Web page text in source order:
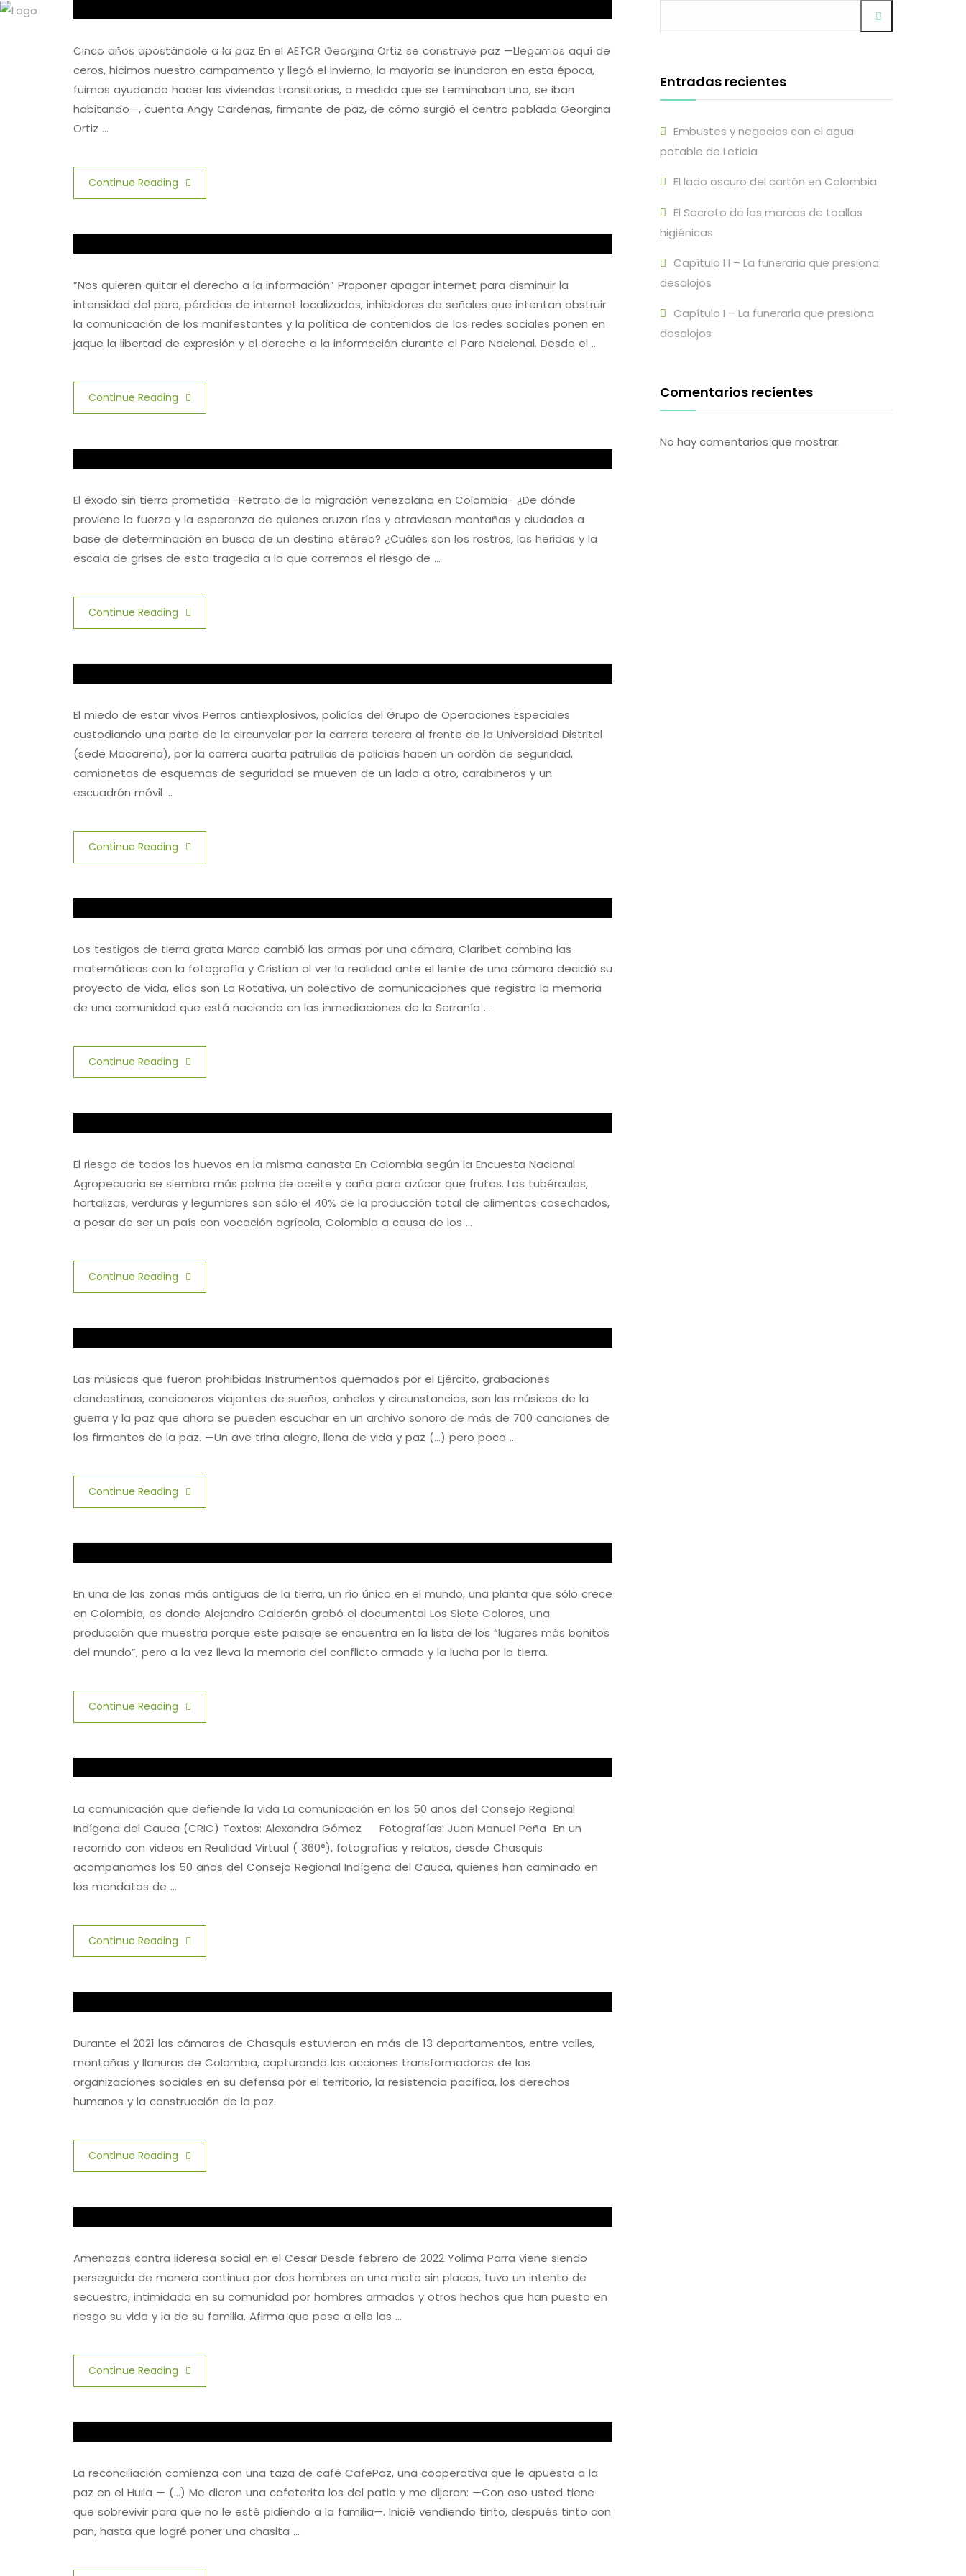
Somos Chasquis Ofrecemos ClarOscuro Proyectos Chasquis Contacto
Cinco años apostándole a la paz En el AETCR Georgina Ortiz se construye paz —Llegamos aquí de
ceros, hicimos nuestro campamento y llegó el invierno, la mayoría se inundaron en esta época,
fuimos ayudando hacer las viviendas transitorias, a medida que se terminaban una, se iban
habitando—, cuenta Angy Cardenas, firmante de paz, de cómo surgió el centro poblado Georgina
Ortiz …
Continue Reading
“Nos quieren quitar el derecho a la información” Proponer apagar internet para disminuir la
intensidad del paro, pérdidas de internet localizadas, inhibidores de señales que intentan obstruir
la comunicación de los manifestantes y la política de contenidos de las redes sociales ponen en
jaque la libertad de expresión y el derecho a la información durante el Paro Nacional. Desde el …
Continue Reading
El éxodo sin tierra prometida -Retrato de la migración venezolana en Colombia- ¿De dónde
proviene la fuerza y la esperanza de quienes cruzan ríos y atraviesan montañas y ciudades a
base de determinación en busca de un destino etéreo? ¿Cuáles son los rostros, las heridas y la
escala de grises de esta tragedia a la que corremos el riesgo de …
Continue Reading
El miedo de estar vivos Perros antiexplosivos, policías del Grupo de Operaciones Especiales
custodiando una parte de la circunvalar por la carrera tercera al frente de la Universidad Distrital
(sede Macarena), por la carrera cuarta patrullas de policías hacen un cordón de seguridad,
camionetas de esquemas de seguridad se mueven de un lado a otro, carabineros y un
escuadrón móvil …
Continue Reading
Los testigos de tierra grata Marco cambió las armas por una cámara, Claribet combina las
matemáticas con la fotografía y Cristian al ver la realidad ante el lente de una cámara decidió su
proyecto de vida, ellos son La Rotativa, un colectivo de comunicaciones que registra la memoria
de una comunidad que está naciendo en las inmediaciones de la Serranía …
Continue Reading
El riesgo de todos los huevos en la misma canasta En Colombia según la Encuesta Nacional
Agropecuaria se siembra más palma de aceite y caña para azúcar que frutas. Los tubérculos,
hortalizas, verduras y legumbres son sólo el 40% de la producción total de alimentos cosechados,
a pesar de ser un país con vocación agrícola, Colombia a causa de los …
Continue Reading
Las músicas que fueron prohibidas Instrumentos quemados por el Ejército, grabaciones
clandestinas, cancioneros viajantes de sueños, anhelos y circunstancias, son las músicas de la
guerra y la paz que ahora se pueden escuchar en un archivo sonoro de más de 700 canciones de
los firmantes de la paz. —Un ave trina alegre, llena de vida y paz (…) pero poco …
Continue Reading
En una de las zonas más antiguas de la tierra, un río único en el mundo, una planta que sólo crece
en Colombia, es donde Alejandro Calderón grabó el documental Los Siete Colores, una
producción que muestra porque este paisaje se encuentra en la lista de los “lugares más bonitos
del mundo”, pero a la vez lleva la memoria del conflicto armado y la lucha por la tierra.
Continue Reading
La comunicación que defiende la vida La comunicación en los 50 años del Consejo Regional
Indígena del Cauca (CRIC) Textos: Alexandra Gómez Fotografías: Juan Manuel Peña En un
recorrido con videos en Realidad Virtual ( 360°), fotografías y relatos, desde Chasquis
acompañamos los 50 años del Consejo Regional Indígena del Cauca, quienes han caminado en
los mandatos de …
Continue Reading
Durante el 2021 las cámaras de Chasquis estuvieron en más de 13 departamentos, entre valles,
montañas y llanuras de Colombia, capturando las acciones transformadoras de las
organizaciones sociales en su defensa por el territorio, la resistencia pacífica, los derechos
humanos y la construcción de la paz.
Continue Reading
Amenazas contra lideresa social en el Cesar Desde febrero de 2022 Yolima Parra viene siendo
perseguida de manera continua por dos hombres en una moto sin placas, tuvo un intento de
secuestro, intimidada en su comunidad por hombres armados y otros hechos que han puesto en
riesgo su vida y la de su familia. Afirma que pese a ello las …
Continue Reading
La reconciliación comienza con una taza de café CafePaz, una cooperativa que le apuesta a la
paz en el Huila — (…) Me dieron una cafeterita los del patio y me dijeron: —Con eso usted tiene
que sobrevivir para que no le esté pidiendo a la familia—. Inicié vendiendo tinto, después tinto con
pan, hasta que logré poner una chasita …
Entradas recientes
Embustes y negocios con el agua
potable de Leticia
El lado oscuro del cartón en Colombia
El Secreto de las marcas de toallas
higiénicas
Capítulo I I – La funeraria que presiona
desalojos
Capítulo I – La funeraria que presiona
desalojos
Comentarios recientes
No hay comentarios que mostrar.